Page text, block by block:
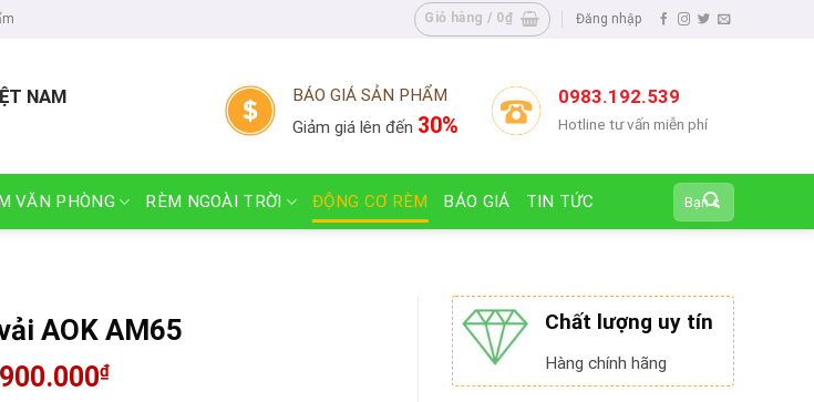
Giỏ hàng / 0₫ Đăng nhập
NAM
BÁO GIÁ SẢN PHẨM
Giảm giá lên đến 30%
0983.192.539
Hotline tư vấn miễn phí
VĂN PHÒNG RÈM NGOÀI TRỜI ĐỘNG CƠ RÈM BÁO GIÁ TIN TỨC
Tìm
kiếm:
Chất lượng uy tín
Hàng chính hãng
AOK AM65
₫